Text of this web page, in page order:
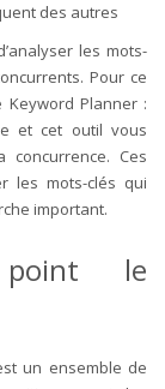
des autres
les mots-
Pour ce
Planner :
et cet outil vous
Ces
les mots-clés qui
important.
le
un ensemble de